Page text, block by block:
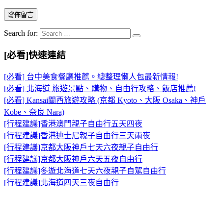
Search for:
[必看]快速連結
[必看] 台中美食餐廳推薦。總整理懶人包最新情報!
[必看] 北海道 旅遊景點、購物、自由行攻略、飯店推薦!
[必看] Kansai關西旅遊攻略 (京都 Kyoto、大阪 Osaka、神戶
Kobe、奈良 Nara)
[行程建議]香港澳門親子自由行五天四夜
[行程建議]香港迪士尼親子自由行三天兩夜
[行程建議]京都大阪神戶七天六夜親子自由行
[行程建議]京都大阪神戶六天五夜自由行
[行程建議]冬遊北海道七天六夜親子自駕自由行
[行程建議]北海道四天三夜自由行